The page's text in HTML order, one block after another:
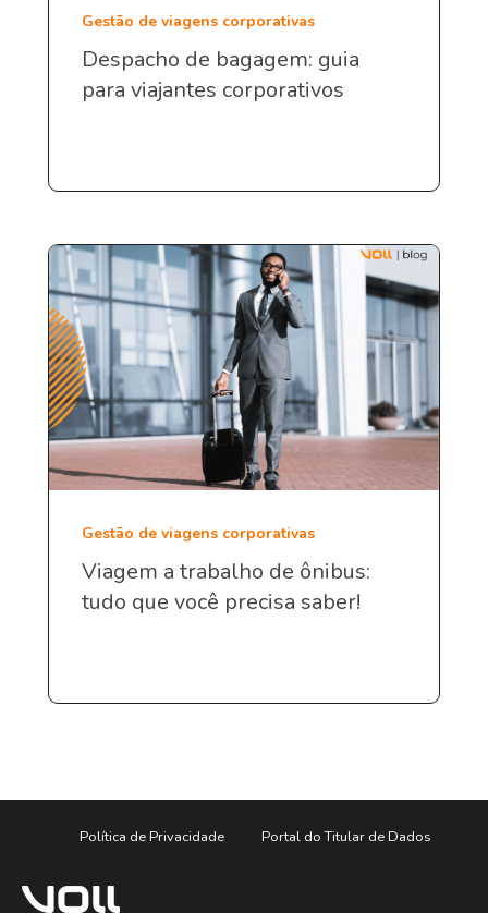
Gestão de viagens corporativas
Despacho de bagagem: guia
para viajantes corporativos
Gestão de viagens corporativas
Viagem a trabalho de ônibus:
tudo que você precisa saber!
Política de Privacidade Portal do Titular de Dados